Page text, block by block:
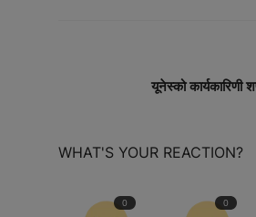
यूनेस्को कार्यकारिणी
WHAT'S YOUR REACTION?
0 0